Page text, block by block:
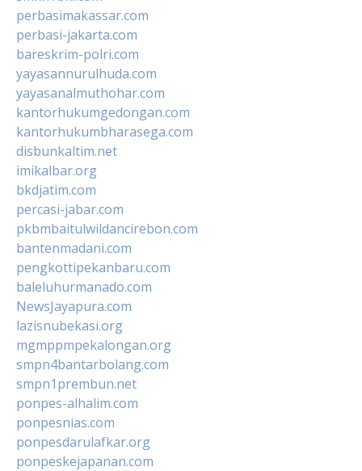
perbasimakassar.com
perbasi-jakarta.com
bareskrim-polri.com
yayasannurulhuda.com
yayasanalmuthohar.com
kantorhukumgedongan.com
kantorhukumbharasega.com
disbunkaltim.net
imikalbar.org
bkdjatim.com
percasi-jabar.com
pkbmbaitulwildancirebon.com
bantenmadani.com
pengkottipekanbaru.com
baleluhurmanado.com
NewsJayapura.com
lazisnubekasi.org
mgmppmpekalongan.org
smpn4bantarbolang.com
smpn1prembun.net
ponpes-alhalim.com
ponpesnias.com
ponpesdarulafkar.org
ponpeskejapanan.com